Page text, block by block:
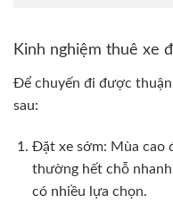
Kinh nghiệm thuê xe
Để chuyến đi được
sau:
Đặt xe sớm: Mùa cao
thường hết chỗ
có nhiều lựa chọn.